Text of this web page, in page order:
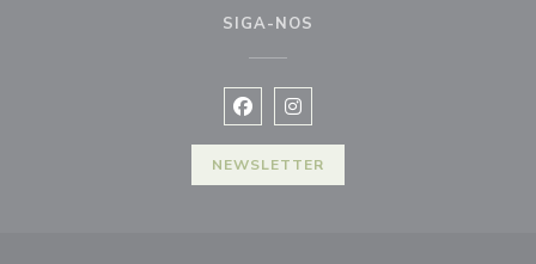
SIGA-NOS
Facebook ((abre numa nova janela))
Instagram ((abre numa nova
NEWSLETTER